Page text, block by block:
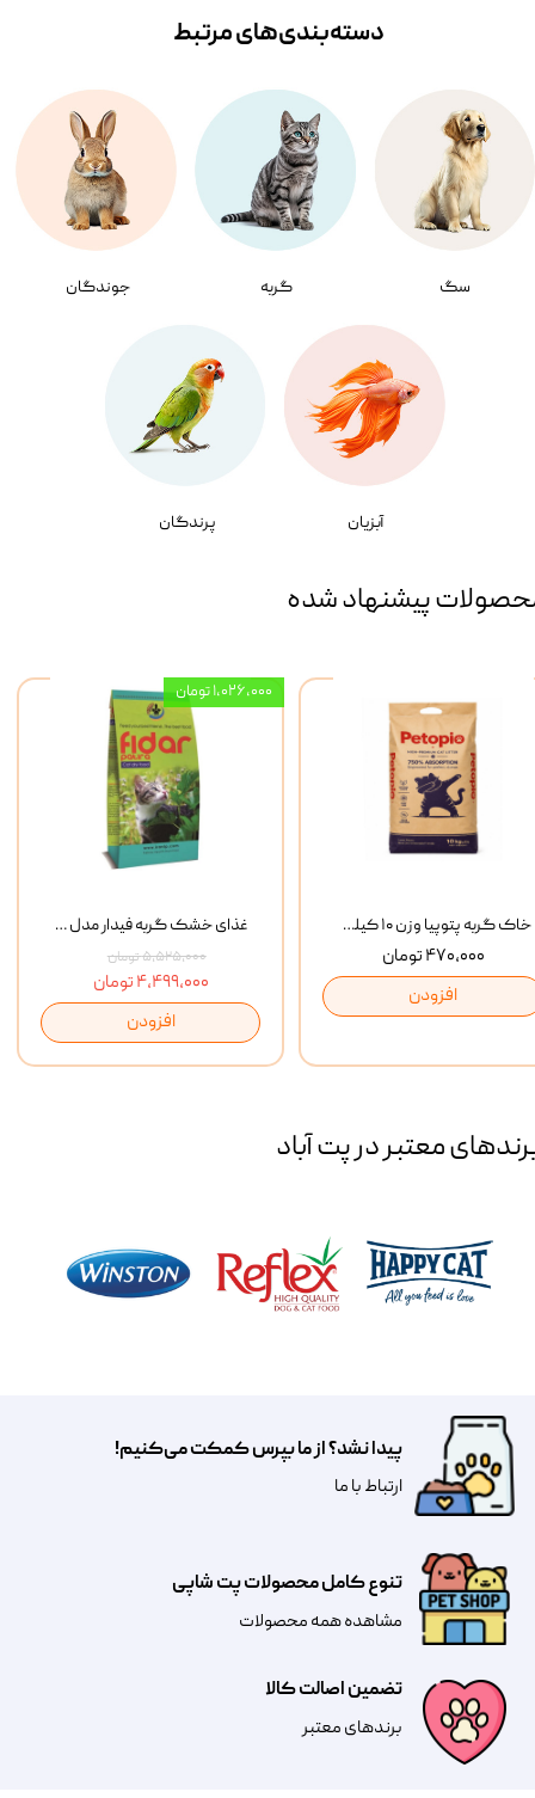
سگ گربه جوندگان
آبزیان پرندگان
دسته‌بندی‌‌های مرتبط
پیشنهاد شده
غذای خشک گربه فیدار مدل Adult وزن 10 کیلوگرم
۵,۵۲۵,۰۰۰ تومان
۴,۴۹۹,۰۰۰ تومان
افزودن
۱,۰۲۶,۰۰۰ تومان
خاک گربه پتوپیا وزن ۱۰ کیلوگرم
۴۷۰,۰۰۰ تومان
افزودن
معتبر در پت آباد
تضمین اصالت کالا
​​برندهای معتبر​​​​​​​
تنوع کامل محصولات پت شاپی
مشاهده همه محصولات
پیدا نشد؟ از ما بپرس کمکت می‌کنیم!
​​​ارتباط با ما